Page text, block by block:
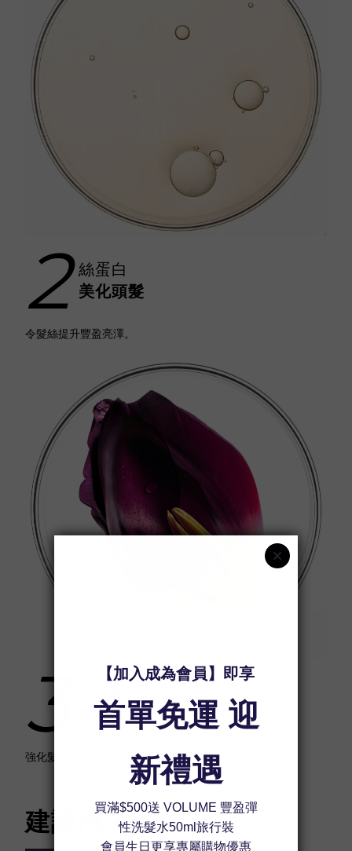
2 絲蛋白
美化頭髮
令髮絲提升豐盈亮澤。
3
健康亮澤
強化髮絲，增加頭髮質量。
建議用法